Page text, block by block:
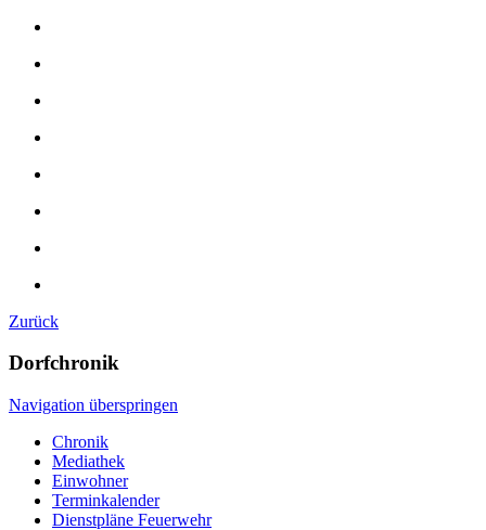
Zurück
Dorfchronik
Navigation überspringen
Chronik
Mediathek
Einwohner
Terminkalender
Dienstpläne Feuerwehr